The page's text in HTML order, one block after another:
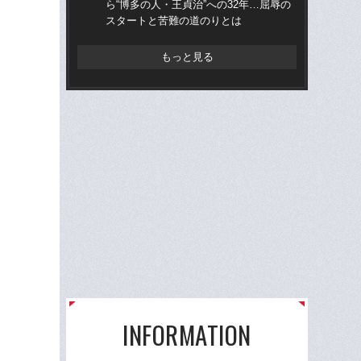
ら“博多の人・王貞治”への32年…屈辱の
スタートと苦難の道のりとは
もっと見る
INFORMATION